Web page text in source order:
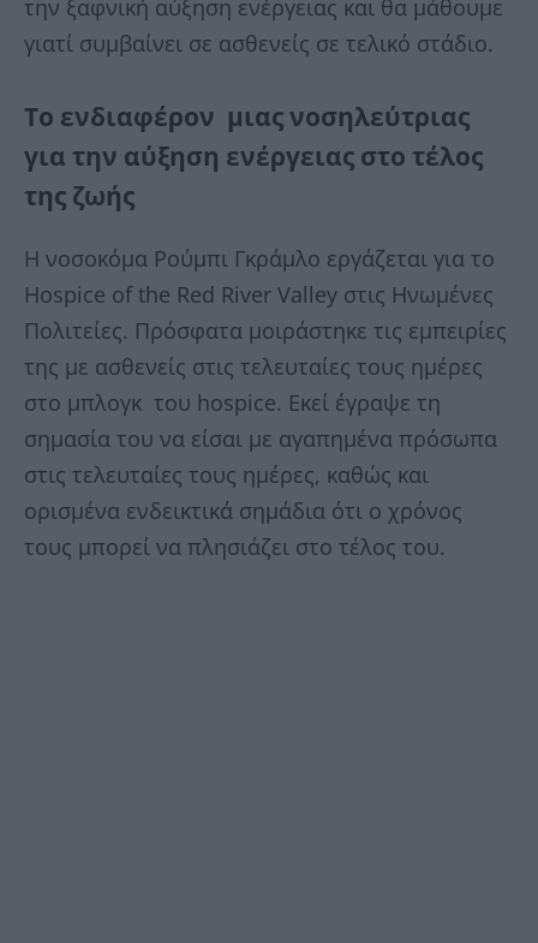
την ξαφνική αύξηση ενέργειας και θα μάθουμε
γιατί συμβαίνει σε ασθενείς σε τελικό στάδιο.
Το ενδιαφέρον μιας νοσηλεύτριας
για την αύξηση ενέργειας στο τέλος
της ζωής
Η νοσοκόμα Ρούμπι Γκράμλο εργάζεται για το
Hospice of the Red River Valley στις Ηνωμένες
Πολιτείες. Πρόσφατα μοιράστηκε τις εμπειρίες
της με ασθενείς στις τελευταίες τους ημέρες
στο μπλογκ του hospice. Εκεί έγραψε τη
σημασία του να είσαι με αγαπημένα πρόσωπα
στις τελευταίες τους ημέρες, καθώς και
ορισμένα ενδεικτικά σημάδια ότι ο χρόνος
τους μπορεί να πλησιάζει στο τέλος του.